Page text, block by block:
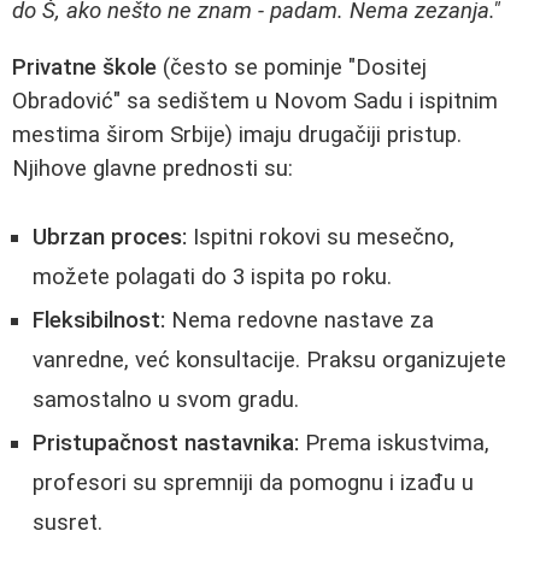
do Š, ako nešto ne znam - padam. Nema zezanja."
Privatne škole (često se pominje "Dositej
Obradović" sa sedištem u Novom Sadu i ispitnim
mestima širom Srbije) imaju drugačiji pristup.
Njihove glavne prednosti su:
Ubrzan proces: Ispitni rokovi su mesečno,
možete polagati do 3 ispita po roku.
Fleksibilnost: Nema redovne nastave za
vanredne, već konsultacije. Praksu organizujete
samostalno u svom gradu.
Pristupačnost nastavnika: Prema iskustvima,
profesori su spremniji da pomognu i izađu u
susret.